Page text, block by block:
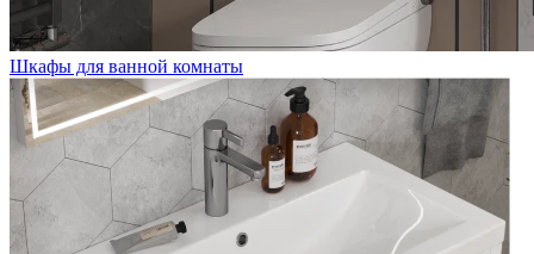
Шкафы для ванной комнаты